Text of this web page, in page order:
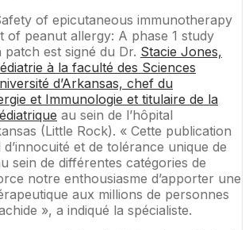
of epicutaneous immunotherapy
of peanut allergy: A phase 1 study
patch est signé du Dr. Stacie Jones,
à la faculté des Sciences
d’Arkansas, chef du
et Immunologie et titulaire de la
au sein de l’hôpital
(Little Rock). « Cette publication
et de tolérance unique de
sein de différentes catégories de
notre enthousiasme d’apporter une
aux millions de personnes
», a indiqué la spécialiste.